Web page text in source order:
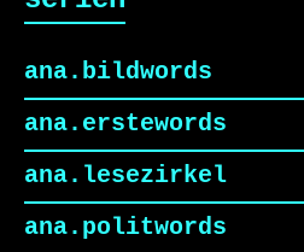
ana.bildwords
ana.erstewords
ana.lesezirkel
ana.politwords